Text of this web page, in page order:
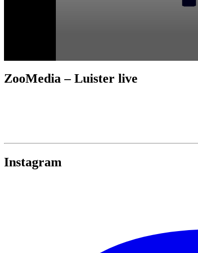
ZooMedia – Luister live
Instagram